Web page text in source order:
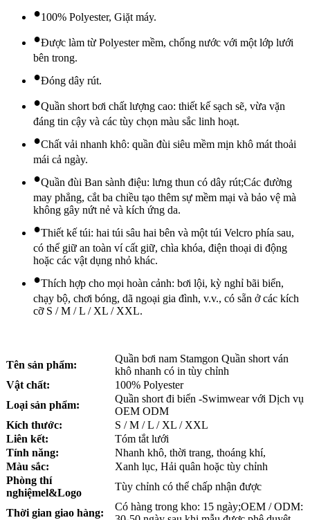
•100% Polyester, Giặt máy.
•Được làm từ Polyester mềm, chống nước với một lớp lưới
bên trong.
•Đóng dây rút.
•Quần short bơi chất lượng cao: thiết kế sạch sẽ, vừa vặn
đáng tin cậy và các tùy chọn màu sắc linh hoạt.
•Chất vải nhanh khô: quần đùi siêu mềm mịn khô mát thoải
mái cả ngày.
•Quần đùi Ban sành điệu: lưng thun có dây rút;Các đường
may phẳng, cắt ba chiều tạo thêm sự mềm mại và bảo vệ mà
không gây nứt nẻ và kích ứng da.
•Thiết kế túi: hai túi sâu hai bên và một túi Velcro phía sau,
có thể giữ an toàn ví cất giữ, chìa khóa, điện thoại di động
hoặc các vật dụng nhỏ khác.
•Thích hợp cho mọi hoàn cảnh: bơi lội, kỳ nghỉ bãi biển,
chạy bộ, chơi bóng, dã ngoại gia đình, v.v., có sẵn ở các kích
cỡ S / M / L / XL / XXL.
Tên sản phẩm:
Quần bơi nam Stamgon Quần short ván
khô nhanh có in tùy chỉnh
Vật chất:
100% Polyester
Loại sản phẩm:
Quần short đi biển -Swimwear với Dịch vụ
OEM ODM
Kích thước:
S / M / L / XL / XXL
Liên kết:
Tóm tắt lưới
Tính năng:
Nhanh khô, thời trang, thoáng khí,
Màu sắc:
Xanh lục, Hải quân hoặc tùy chỉnh
Phòng thí
nghiệmel&Logo
Tùy chỉnh có thể chấp nhận được
Thời gian giao hàng:
Có hàng trong kho: 15 ngày;OEM / ODM: